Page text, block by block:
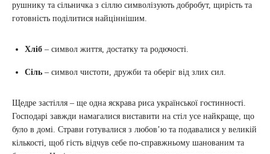
рушнику та сільничка з сіллю символізують добробут, щирість та
готовність поділитися найціннішим.
Хліб – символ життя, достатку та родючості.
Сіль – символ чистоти, дружби та оберіг від злих сил.
Щедре застілля – ще одна яскрава риса української гостинності.
Господарі завжди намагалися виставити на стіл усе найкраще, що
було в домі. Страви готувалися з любов’ю та подавалися у великій
кількості, щоб гість відчув себе по-справжньому шанованим та